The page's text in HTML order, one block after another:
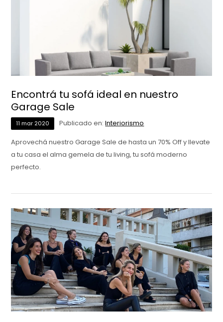
Encontrá tu sofá ideal en nuestro
Garage Sale
11 mar 2020 Publicado en:Interiorismo
Aprovechá nuestro Garage Sale de hasta un 70% Off y llevate
a tu casa el alma gemela de tu living, tu sofá moderno
perfecto.